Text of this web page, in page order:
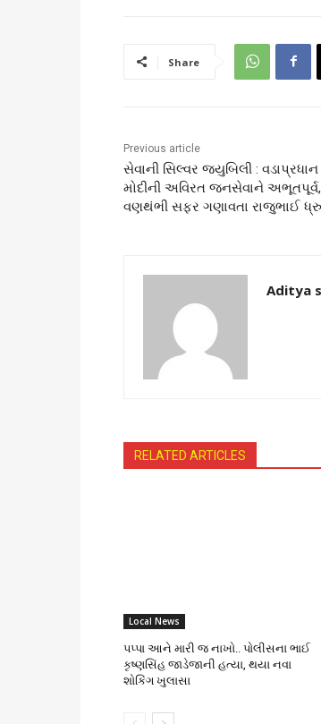
Share
Previous article
સેવાની સિલ્વર જ્યુબિલી :
મોદીની અવિરત જનસેવાને
વણથંભી સફર ગણાવતા રાજુભાઈ
Aditya
RELATED ARTICLES
Local News
પપ્પા આને મારી જ નાખો.. પોલીસના ભાઈ
કૃષ્ણસિંહ જાડેજાની હત્યા, થયા નવા
શોકિંગ ખુલાસા